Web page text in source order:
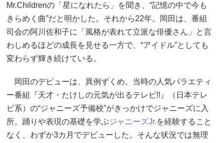
Mr.Childrenの「星になれたら」を聞き、“記憶の中で今も
きらめく曲”だと明かした。それから22年。岡田は、番組
司会の阿川佐和子に「風格が表れて立派な俳優さん」と言
わしめるほどの成長を見せる一方で、“アイドル”としても
変わらず輝き続けている。
岡田のデビューは、異例ずくめ。当時の人気バラエティ
ー番組『天才・たけしの元気が出るテレビ!!』（日本テレ
ビ系）の“ジャニーズ予備校”がきっかけでジャニーズに入
所。踊りや表現の基礎を学ぶジャニーズJr.を経験すること
なく、わずか3カ月でデビューした。そんな状況では無理